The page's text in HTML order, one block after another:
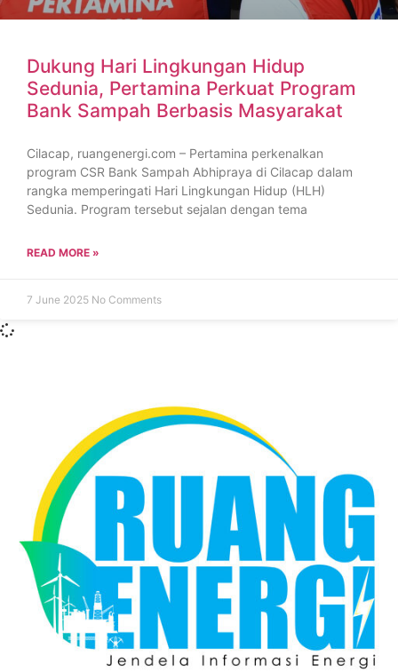
Dukung Hari Lingkungan Hidup
Sedunia, Pertamina Perkuat Program
Bank Sampah Berbasis Masyarakat
Cilacap, ruangenergi.com – Pertamina perkenalkan
program CSR Bank Sampah Abhipraya di Cilacap dalam
rangka memperingati Hari Lingkungan Hidup (HLH)
Sedunia. Program tersebut sejalan dengan tema
READ MORE »
7 June 2025 No Comments